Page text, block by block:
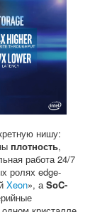
нишу:
плотность,
работа 24/7
ролях edge-
Xeon», аSoC-